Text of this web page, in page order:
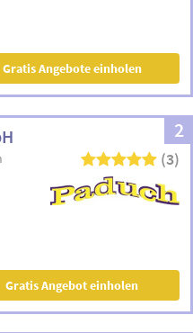
Gratis Angebote einholen
2
(3)
Gratis Angebot einholen